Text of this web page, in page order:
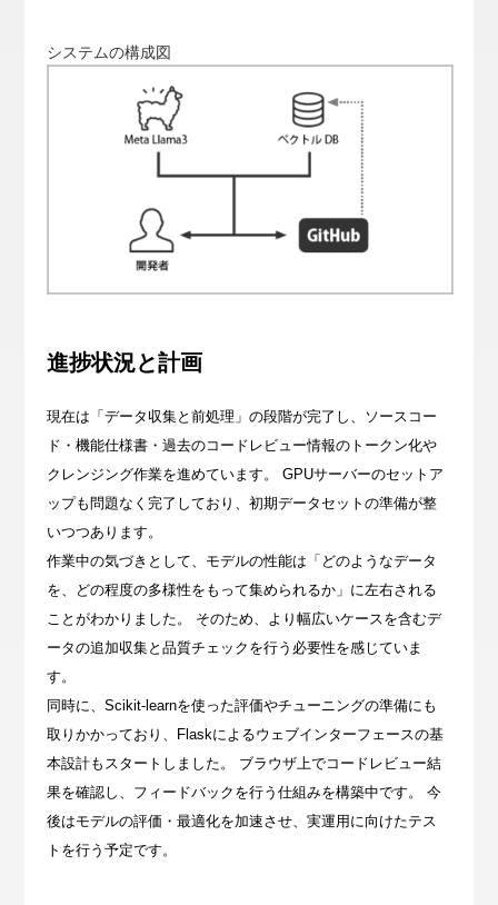
システムの構成図
進捗状況と計画
現在は「データ収集と前処理」の段階が完了し、ソースコー
ド・機能仕様書・過去のコードレビュー情報のトークン化や
クレンジング作業を進めています。 GPUサーバーのセットア
ップも問題なく完了しており、初期データセットの準備が整
いつつあります。
作業中の気づきとして、モデルの性能は「どのようなデータ
を、どの程度の多様性をもって集められるか」に左右される
ことがわかりました。 そのため、より幅広いケースを含むデ
ータの追加収集と品質チェックを行う必要性を感じていま
す。
同時に、Scikit-learnを使った評価やチューニングの準備にも
取りかかっており、Flaskによるウェブインターフェースの基
本設計もスタートしました。 ブラウザ上でコードレビュー結
果を確認し、フィードバックを行う仕組みを構築中です。 今
後はモデルの評価・最適化を加速させ、実運用に向けたテス
トを行う予定です。